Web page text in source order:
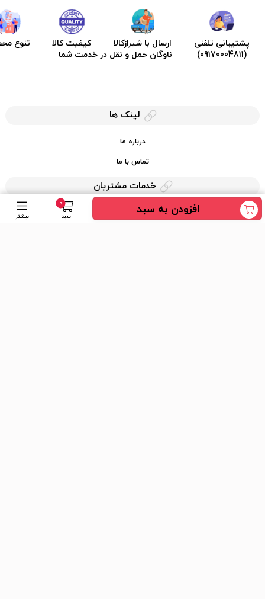
افزودن به سبد 0
سبد بیشتر
پشتیبانی تلفنی
(09170004811)
ارسال با شیرازکالا
ناوگان حمل و نقل در خدمت شما
کیفیت کالا تنوع
لینک ها
درباره ما
تماس با ما
خدمات مشتریان
حریم خصوصی